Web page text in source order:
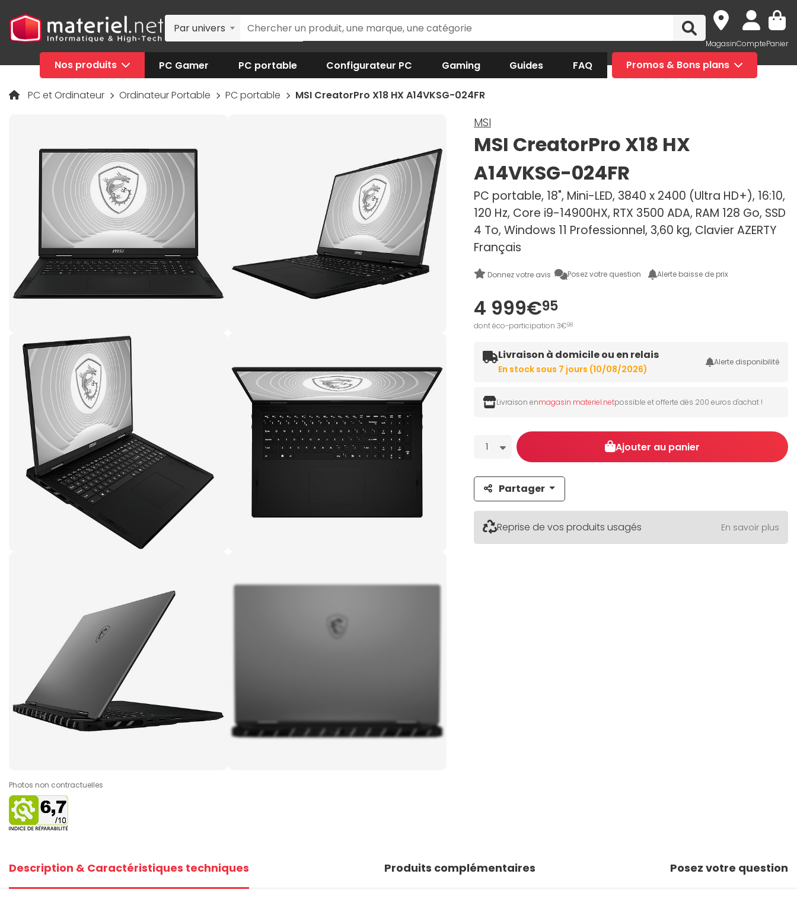
Par univers
MagasinComptePanier
Nos produits PC Gamer PC portable Configurateur PC Gaming Guides FAQ Promos & Bons plans
PC et Ordinateur Ordinateur Portable PC portable MSI CreatorPro X18 HX A14VKSG-024FR
Photos non contractuelles
MSI
MSI CreatorPro X18 HX
A14VKSG-024FR
PC portable, 18", Mini-LED, 3840 x 2400 (Ultra HD+), 16:10,
120 Hz, Core i9-14900HX, RTX 3500 ADA, RAM 128 Go, SSD
4 To, Windows 11 Professionnel, 3,60 kg, Clavier AZERTY
Français
Donnez votre avis Posez votre question Alerte baisse de prix
4 999€95
dont éco-participation 3€98
Livraison à domicile ou en relais
En stock sous 7 jours (10/08/2026)
Alerte disponibilité
Livraison enmagasin materiel.netpossible et offerte dès 200 euros d'achat !
Quantité
1 Ajouter au panier
Partager
Reprise de vos produits usagés En savoir plus
Description & Caractéristiques techniques Produits complémentaires Posez votre question